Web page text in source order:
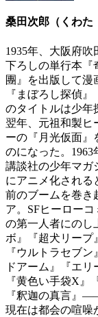
桑田次郎（くわた
1935年、大阪府
下ろしの単行本『
團』を出版して漫
『まぼろし探偵』
のタイトルは少年
翌年、元祖和製ヒ
ーの『月光仮面』
のになった。1963
講談社の少年マガ
にアニメ化される
前のブームを巻き
ア。SFヒーローコ
の第一人者にのし
ボ』『超犬リープ』
『ウルトラセブ
ドアーム』『エリ
『黄色い手袋X』
『釈迦の真言』
現在は都会の喧噪